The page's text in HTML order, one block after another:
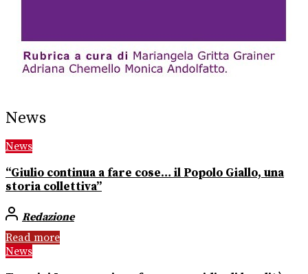
News
News
“Giulio continua a fare cose… il Popolo Giallo, una
storia collettiva”
Redazione
Read more
News